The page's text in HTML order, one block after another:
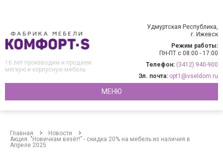
Удмуртская Республика,
г. Ижевск
Режим работы:
ПН-ПТ с 08:00 - 17:00
Телефон: (3412) 940-900
Эл. почта: opt1@vseldom.ru
16 лет производим и продаем
мягкую и корпусную мебель
МЕНЮ
Главная
Новости
Акция. "Новичкам везёт!" - скидка 20% на мебель из наличия в
Апреле 2025